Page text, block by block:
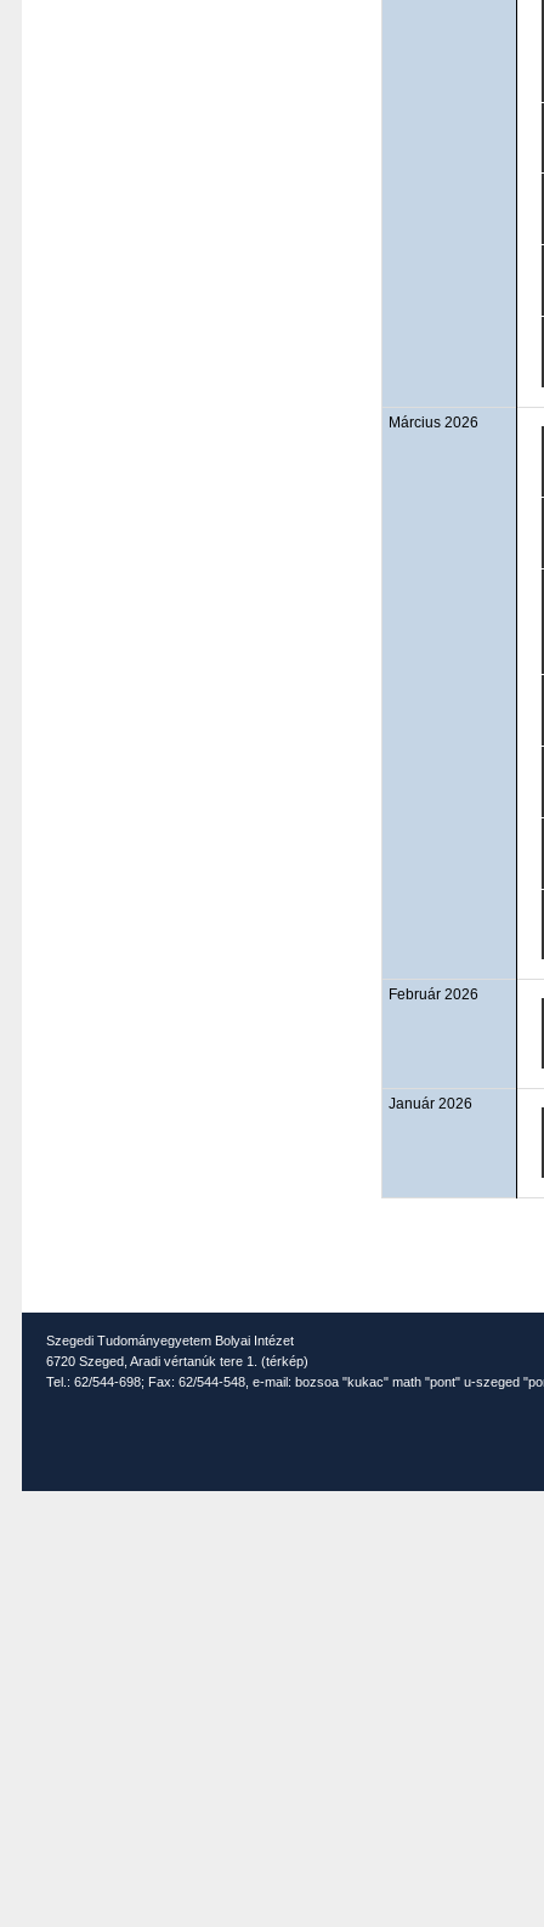
Március 2026
Február 2026
Január 2026
Szegedi Tudományegyetem Bolyai Intézet
6720 Szeged, Aradi vértanúk tere 1. (térkép)
Tel.: 62/544-698; Fax: 62/544-548, e-mail: bozsoa "kukac" math "pont" u-szeged